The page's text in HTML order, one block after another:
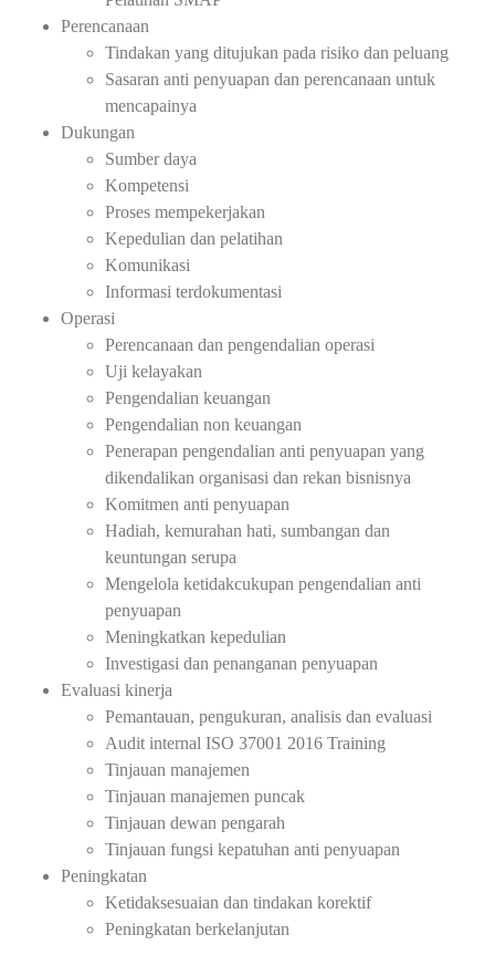
Perencanaan
Tindakan yang ditujukan pada risiko dan peluang
Sasaran anti penyuapan dan perencanaan untuk
mencapainya
Dukungan
Sumber daya
Kompetensi
Proses mempekerjakan
Kepedulian dan pelatihan
Komunikasi
Informasi terdokumentasi
Operasi
Perencanaan dan pengendalian operasi
Uji kelayakan
Pengendalian keuangan
Pengendalian non keuangan
Penerapan pengendalian anti penyuapan yang
dikendalikan organisasi dan rekan bisnisnya
Komitmen anti penyuapan
Hadiah, kemurahan hati, sumbangan dan
keuntungan serupa
Mengelola ketidakcukupan pengendalian anti
penyuapan
Meningkatkan kepedulian
Investigasi dan penanganan penyuapan
Evaluasi kinerja
Pemantauan, pengukuran, analisis dan evaluasi
Audit internal ISO 37001 2016 Training
Tinjauan manajemen
Tinjauan manajemen puncak
Tinjauan dewan pengarah
Tinjauan fungsi kepatuhan anti penyuapan
Peningkatan
Ketidaksesuaian dan tindakan korektif
Peningkatan berkelanjutan